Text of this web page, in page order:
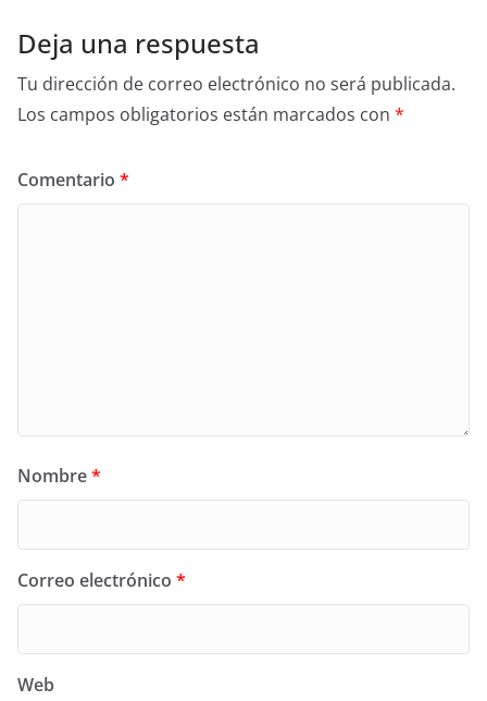
Deja una respuesta
Tu dirección de correo electrónico no será publicada.
Los campos obligatorios están marcados con *
Comentario *
Nombre*
Correo electrónico *
Web